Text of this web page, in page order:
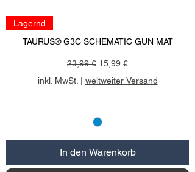
Lagernd
TAURUS® G3C SCHEMATIC GUN MAT
Standardpreis
23,99 € Sale-Preis
15,99 €
inkl. MwSt. | weltweiter Versand
In den Warenkorb